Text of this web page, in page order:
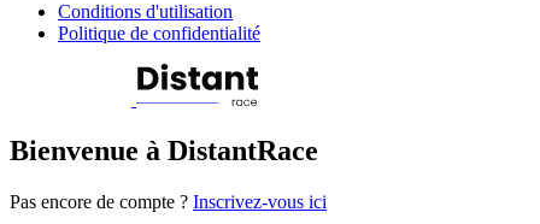
Conditions d'utilisation
Politique de confidentialité
Bienvenue à DistantRace
Pas encore de compte ? Inscrivez-vous ici